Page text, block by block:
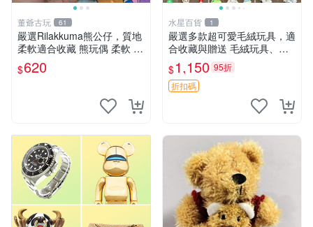
董爺古玩 61
嚴選Rilakkuma熊公仔，質地
柔軟適合收藏 熊玩偶 柔軟 公
仔 收藏
$620
水星百貨 1
嚴選多款超可愛毛絨玩具，適
合收藏與贈送 毛絨玩具、抱
枕、公仔
$1,150 95折
折扣碼